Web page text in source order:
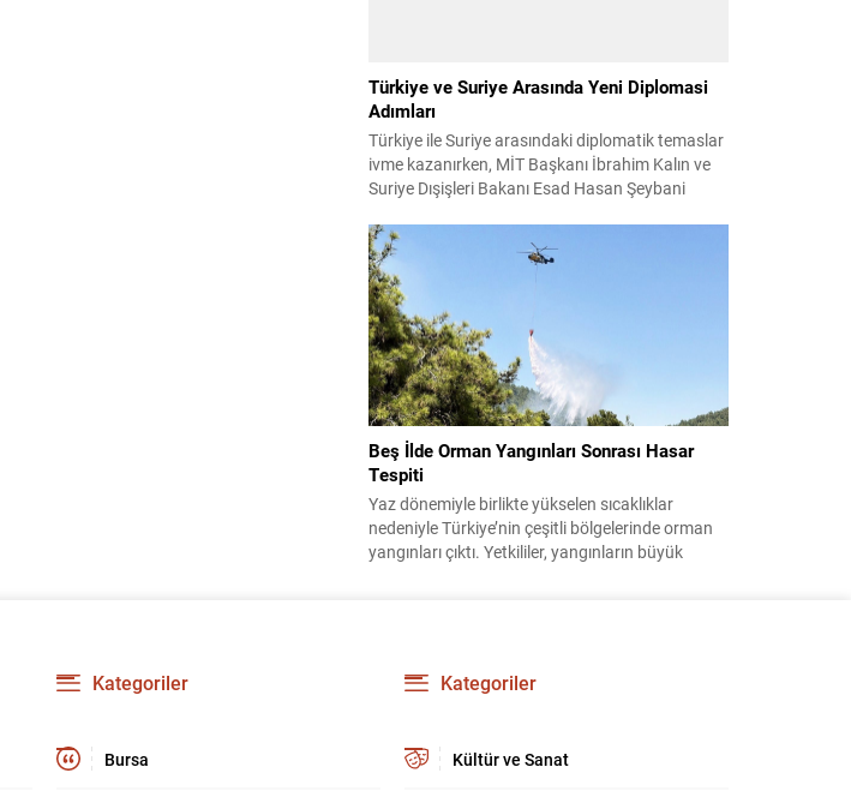
Türkiye ve Suriye Arasında Yeni Diplomasi
Adımları
Türkiye ile Suriye arasındaki diplomatik temaslar
ivme kazanırken, MİT Başkanı İbrahim Kalın ve
Suriye Dışişleri Bakanı Esad Hasan Şeybani
arasındaki iş birliği imkanları ve bölgesel istikrar
konuları detaylı şekilde ele alındı. Taraflar, komşu
ülkelerle ilişkilerin güçlendirilmesinin gerekliliği
üzerinde mutabık kaldı; ayrıca Suriye-Lübnan
ilişkilerine...
Beş İlde Orman Yangınları Sonrası Hasar
Tespiti
Yaz dönemiyle birlikte yükselen sıcaklıklar
nedeniyle Türkiye’nin çeşitli bölgelerinde orman
yangınları çıktı. Yetkililer, yangınların büyük
tespitlerinin sonuçlarını paylaştı ve etkilenenlerin
yanında olunacağını vurguladı. Kayıtlar ve
Kategoriler
Bursa
Kategoriler
Kültür ve Sanat